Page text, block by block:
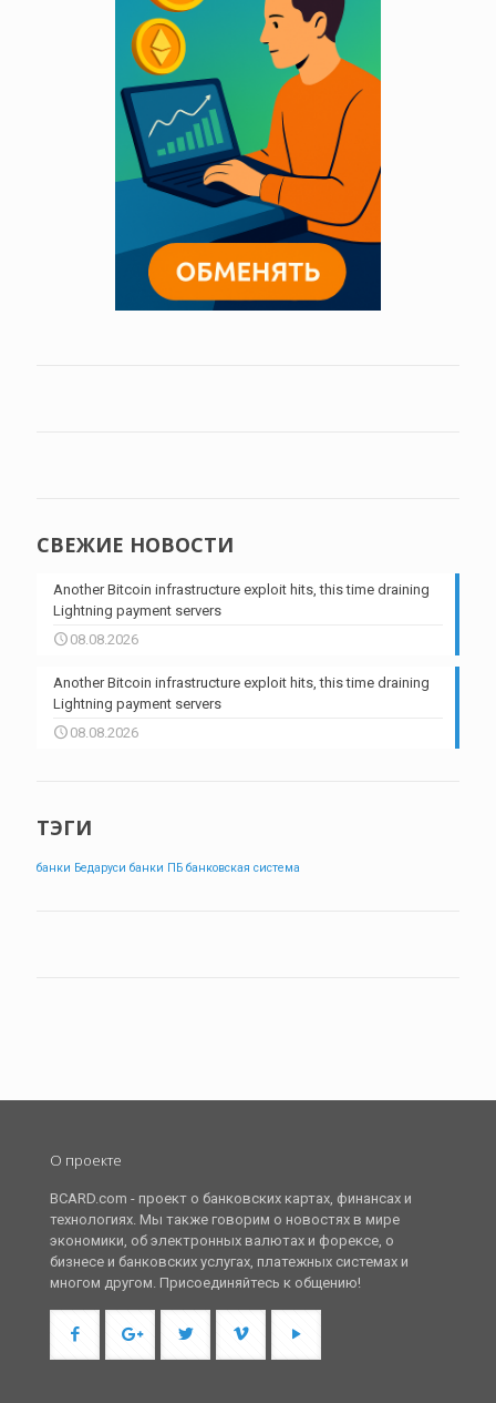
СВЕЖИЕ НОВОСТИ
Another Bitcoin infrastructure exploit hits, this time draining
Lightning payment servers
08.08.2026
Another Bitcoin infrastructure exploit hits, this time draining
Lightning payment servers
08.08.2026
ТЭГИ
банки Бедаруси банки ПБ банковская система
О проекте
BCARD.com - проект о банковских картах, финансах и
технологиях. Мы также говорим о новостях в мире
экономики, об электронных валютах и форексе, о
бизнесе и банковских услугах, платежных системах и
многом другом. Присоединяйтесь к общению!